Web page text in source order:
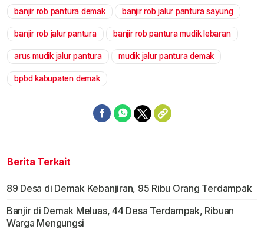
Mute
banjir rob pantura demak banjir rob jalur pantura sayung
banjir rob jalur pantura banjir rob pantura mudik lebaran
arus mudik jalur pantura mudik jalur pantura demak
bpbd kabupaten demak
Berita Terkait
89 Desa di Demak Kebanjiran, 95 Ribu Orang Terdampak
Banjir di Demak Meluas, 44 Desa Terdampak, Ribuan
Warga Mengungsi